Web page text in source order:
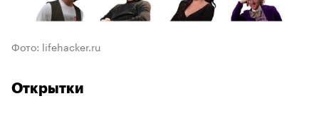
Фото: lifehacker.ru
Открытки